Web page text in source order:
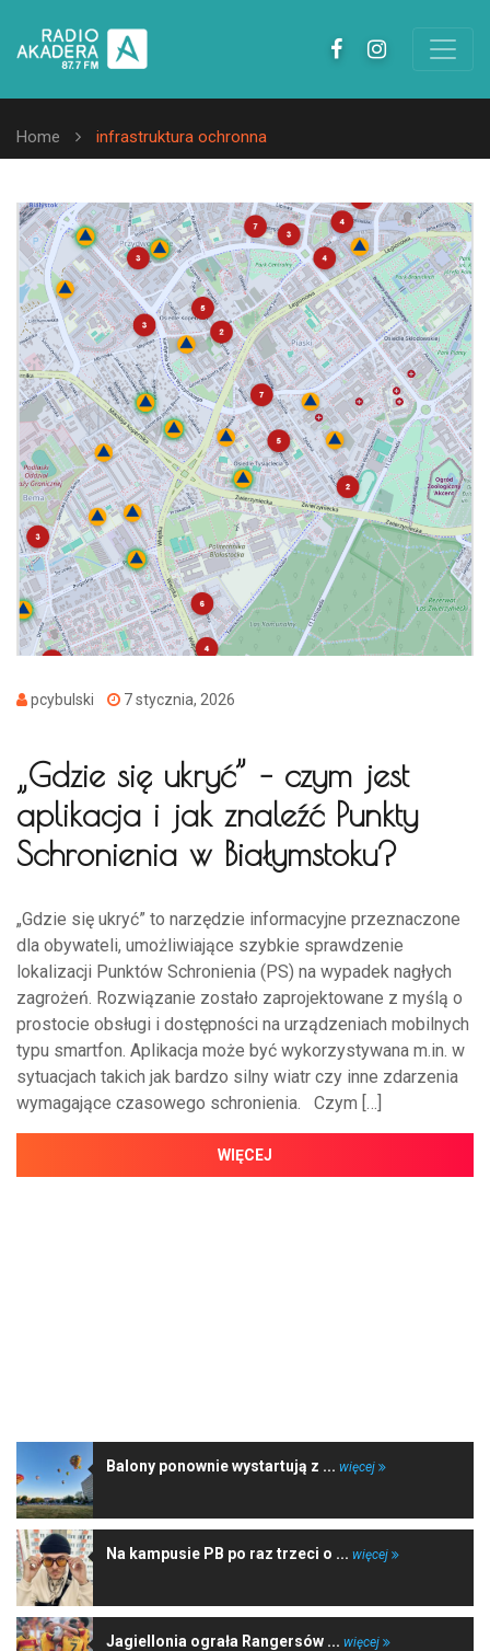
Home infrastruktura ochronna
pcybulski 7 stycznia, 2026
„Gdzie się ukryć” – czym jest
aplikacja i jak znaleźć Punkty
Schronienia w Białymstoku?
„Gdzie się ukryć” to narzędzie informacyjne przeznaczone
dla obywateli, umożliwiające szybkie sprawdzenie
lokalizacji Punktów Schronienia (PS) na wypadek nagłych
zagrożeń. Rozwiązanie zostało zaprojektowane z myślą o
prostocie obsługi i dostępności na urządzeniach mobilnych
typu smartfon. Aplikacja może być wykorzystywana m.in. w
sytuacjach takich jak bardzo silny wiatr czy inne zdarzenia
wymagające czasowego schronienia. Czym […]
WIĘCEJ
Balony ponownie wystartują z ... więcej
Na kampusie PB po raz trzeci o ... więcej
Jagiellonia ograła Rangersów ... więcej